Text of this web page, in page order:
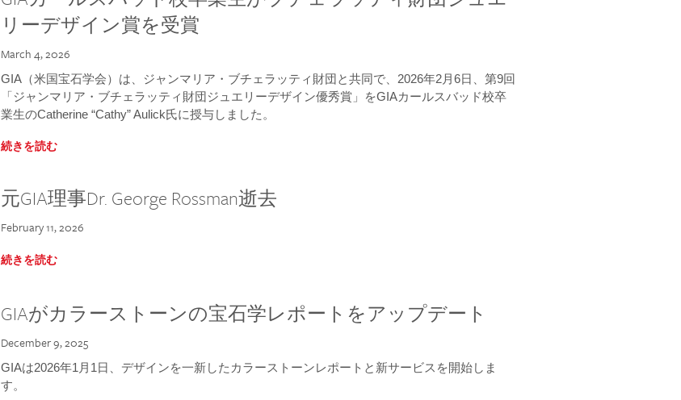
リーデザイン賞を受賞
March 4, 2026
GIA（米国宝石学会）は、ジャンマリア・ブチェラッティ財団と共同で、2026年2月6日、第9回
「ジャンマリア・ブチェラッティ財団ジュエリーデザイン優秀賞」をGIAカールスバッド校卒
業生のCatherine “Cathy” Aulick氏に授与しました。
続きを読む
元GIA理事Dr. George Rossman逝去
February 11, 2026
続きを読む
GIAがカラーストーンの宝石学レポートをアップデート
December 9, 2025
GIAは2026年1月1日、デザインを一新したカラーストーンレポートと新サービスを開始しま
す。